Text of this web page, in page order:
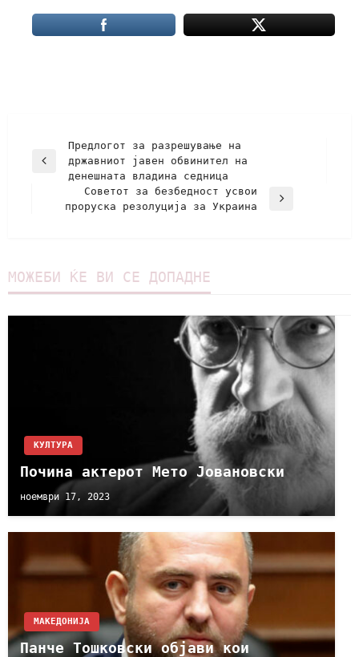
Предлогот за разрешување на
државниот јавен обвинител на
денешната владина седница
Советот за безбедност усвои
проруска резолуција за Украина
МОЖЕБИ ЌЕ ВИ СЕ ДОПАДНЕ
КУЛТУРА
Почина актерот Мето Јовановски
ноември 17, 2023
МАКЕДОНИЈА
Панче Тошковски објави кои